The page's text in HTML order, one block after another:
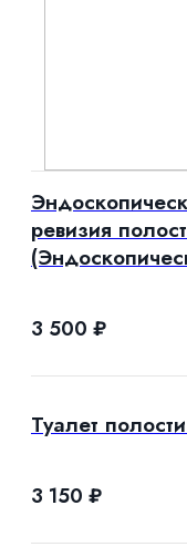
ревизия
3 500 ₽
Туалет
3 150 ₽